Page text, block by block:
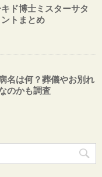
ド博士ミスターサタ
トまとめ
名は何？葬儀やお別れ
のかも調査